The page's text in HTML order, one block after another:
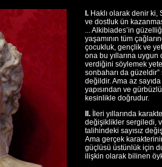
I. Haklı olarak denir ki,
ve dostluk ün
... Alkibiades’in
yaşamının tüm
çocukluk, gençlik ve
ona bu yıllarına
verdiğini söylemek
sonbaharı da
değildir. Ama az
yapısından ve
kesinlikle doğrudur.
II.
İleri yıllarında
değişiklikler sergiledi,
talihindeki sayısız
Ama gerçek
güçlüsü üstünlük için
ilişkin olarak bilinen